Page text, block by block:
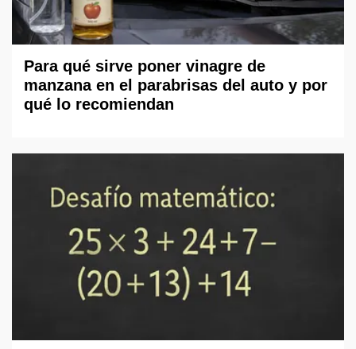
Para qué sirve poner vinagre de
manzana en el parabrisas del auto y por
qué lo recomiendan